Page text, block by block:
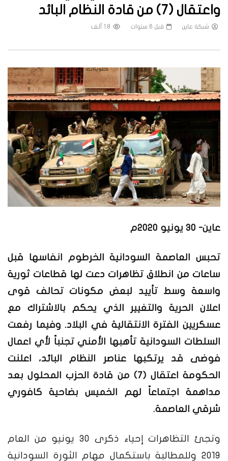
واعتقال (7) من قادة النظام البائد
شبكة عاين قبل 6 سنوات 1.8 ألف
عاين- 30 يونيو 2020م
تحبس العاصمة السودانية الخرطوم انفاسها قبل
ساعات من انطلاق تظاهرات دعت لها قطاعات ثورية
واسعة وسط تأييد لبعض مكونات تحالف قوى
اعلان الحرية والتغيير الذي يحكم بالاشتراك مع
عسكريين الفترة الانتقالية في البلاد. وفيما رفعت
السلطات السودانية تأهبها الأمني تجنباً لأي اعمال
فوضى قد يرتكبها عناصر النظام البائد، اعلنت
الحكومة اعتقال (7) من قادة الحزب المحلول بعد
مداهمة اجتماعاً لهم الخميس بضاحية كافوري
شرقي العاصمة.
وتجئ التظاهرات إحياء ذكرى 30 يونيو من العام
2019 وللمطالبة باستكمال مهام الثورة السودانية